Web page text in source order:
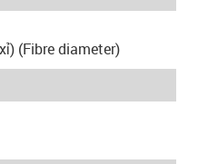
(Fibre diameter)